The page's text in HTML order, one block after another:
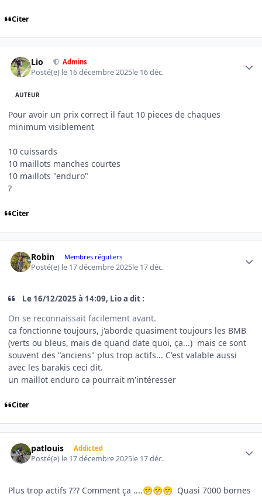
Citer
Lio Admins
Posté(e) le 16 décembre 2025le 16 déc.
AUTEUR
Pour avoir un prix correct il faut 10 pieces de chaques
minimum visiblement
10 cuissards
10 maillots manches courtes
10 maillots "enduro"
?
Citer
Robin Membres réguliers
Posté(e) le 17 décembre 2025le 17 déc.
Le 16/12/2025 à 14:09, Lio a dit :
On se reconnaissait facilement avant.
ca fonctionne toujours, j'aborde quasiment toujours les BMB
(verts ou bleus, mais de quand date quoi, ça...) mais ce sont
souvent des "anciens" plus trop actifs... C'est valable aussi
avec les barakis ceci dit.
un maillot enduro ca pourrait m'intéresser
Citer
patlouis Addicted
Posté(e) le 17 décembre 2025le 17 déc.
Plus trop actifs ??? Comment ça ....😁😁😁 Quasi 7000 bornes